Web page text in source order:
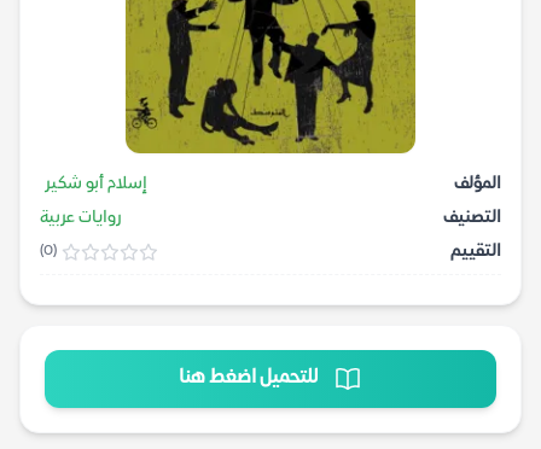
المؤلف
إسلام أبو شكير
التصنيف
روايات عربية
التقييم
(0)
للتحميل اضغط هنا